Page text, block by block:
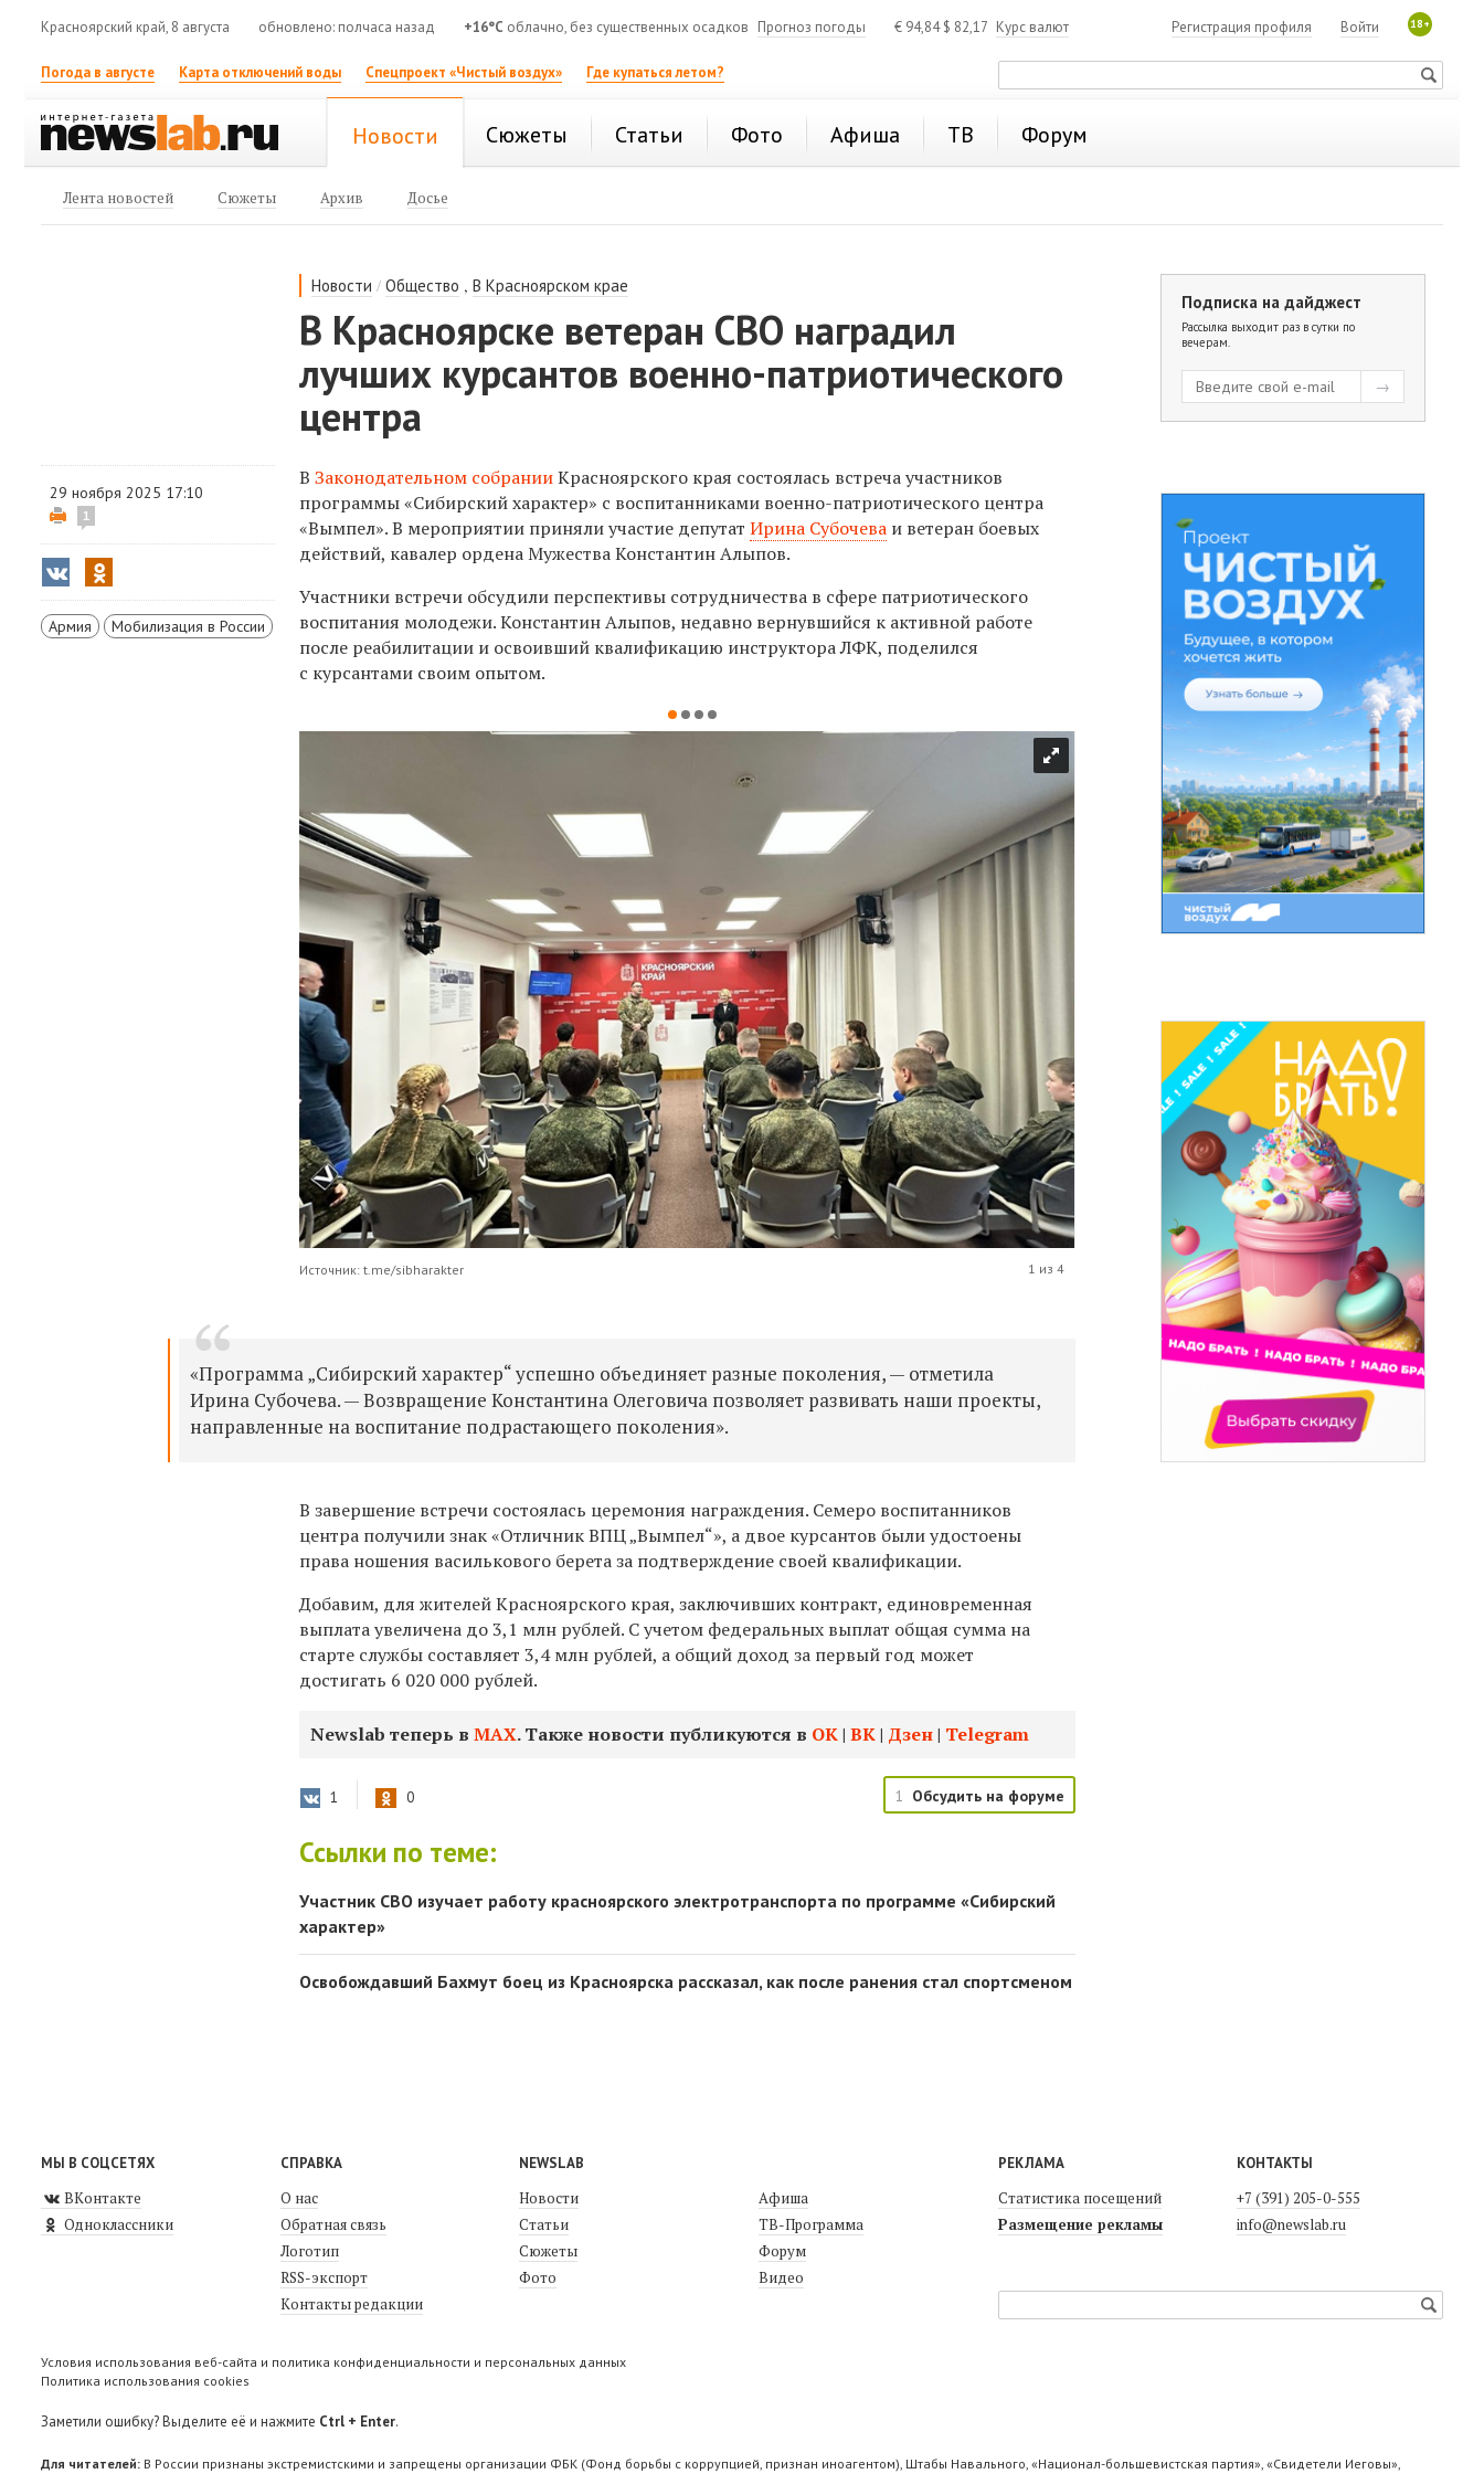
Красноярский край, 8 августа обновлено: полчаса назад +16°C облачно, без существенных осадков Прогноз погоды € 94,84$ 82,17 Курс валют 18+
Войти
Регистрация профиля
Погода в августе Карта отключений воды Спецпроект «Чистый воздух» Где купаться летом?
Новости Сюжеты Статьи Фото Афиша ТВ Форум
Лента новостей Сюжеты Архив Досье
Новости /Общество ,В Красноярском крае
В Красноярске ветеран СВО наградил
лучших курсантов военно-патриотического
центра
29 ноября 2025 17:10
1
Армия Мобилизация в России
ВЗаконодательном собранииКрасноярского края состоялась встреча участников
программы «Сибирский характер» с воспитанниками военно-патриотического центра
«Вымпел». В мероприятии приняли участие депутатИрина Субочева и ветеран боевых
действий, кавалер ордена Мужества Константин Алыпов.
Участники встречи обсудили перспективы сотрудничества в сфере патриотического
воспитания молодежи. Константин Алыпов, недавно вернувшийся к активной работе
после реабилитации и освоивший квалификацию инструктора ЛФК, поделился
с курсантами своим опытом.
Источник: t.me/sibharakter 1 из 4
«Программа „Сибирский характер“ успешно объединяет разные поколения, — отметила
Ирина Субочева. — Возвращение Константина Олеговича позволяет развивать наши проекты,
направленные на воспитание подрастающего поколения».
В завершение встречи состоялась церемония награждения. Семеро воспитанников
центра получили знак «Отличник ВПЦ „Вымпел“», а двое курсантов были удостоены
права ношения василькового берета за подтверждение своей квалификации.
Добавим, для жителей Красноярского края, заключивших контракт, единовременная
выплата увеличена до 3,1 млн рублей. С учетом федеральных выплат общая сумма на
старте службы составляет 3,4 млн рублей, а общий доход за первый год может
достигать 6 020 000 рублей.
Newslab теперь вМАХ. Также новости публикуются в ОК| ВК| Дзен| Telegram
1 0 1 Обсудить на форуме
Ссылки по теме:
Участник СВО изучает работу красноярского электротранспорта по программе «Сибирский
характер»
Освобождавший Бахмут боец из Красноярска рассказал, как после ранения стал спортсменом
Подписка на дайджест
Рассылка выходит раз в сутки по
вечерам.
МЫ В СОЦСЕТЯХ
ВКонтакте
Одноклассники
СПРАВКА
О нас
Обратная связь
Логотип
RSS-экспорт
Контакты редакции
NEWSLAB
Новости
Статьи
Сюжеты
Фото
Афиша
ТВ-Программа
Форум
Видео
РЕКЛАМА
Статистика посещений
Размещение рекламы
КОНТАКТЫ
+7 (391) 205-0-555
info@newslab.ru
Условия использования веб-сайта и политика конфиденциальности и персональных данных
Политика использования cookies
Заметили ошибку? Выделите её и нажмите Ctrl + Enter.
Для читателей: В России признаны экстремистскими и запрещены организации ФБК (Фонд борьбы с коррупцией, признан иноагентом), Штабы Навального, «Национал-большевистская партия», «Свидетели Иеговы»,